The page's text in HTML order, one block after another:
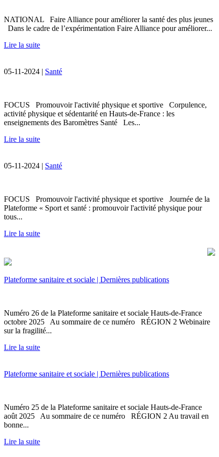
NATIONAL Faire Alliance pour améliorer la santé des plus jeunes
Dans le cadre de l’expérimentation Faire Alliance pour améliorer...
Lire la suite
05-11-2024 | Santé
FOCUS Promouvoir l'activité physique et sportive Corpulence,
activité physique et sédentarité en Hauts-de-France : les
enseignements des Baromètres Santé Les...
Lire la suite
05-11-2024 | Santé
FOCUS Promouvoir l'activité physique et sportive Journée de la
Plateforme « Sport et santé : promouvoir l'activité physique pour
tous...
Lire la suite
Plateforme sanitaire et sociale | Dernières publications
Numéro 26 de la Plateforme sanitaire et sociale Hauts-de-France
octobre 2025 Au sommaire de ce numéro RÉGION 2 Webinaire
sur la fragilité...
Lire la suite
Plateforme sanitaire et sociale | Dernières publications
Numéro 25 de la Plateforme sanitaire et sociale Hauts-de-France
août 2025 Au sommaire de ce numéro RÉGION 2 Au travail en
bonne...
Lire la suite